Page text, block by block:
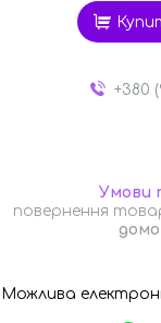
+380
повернення